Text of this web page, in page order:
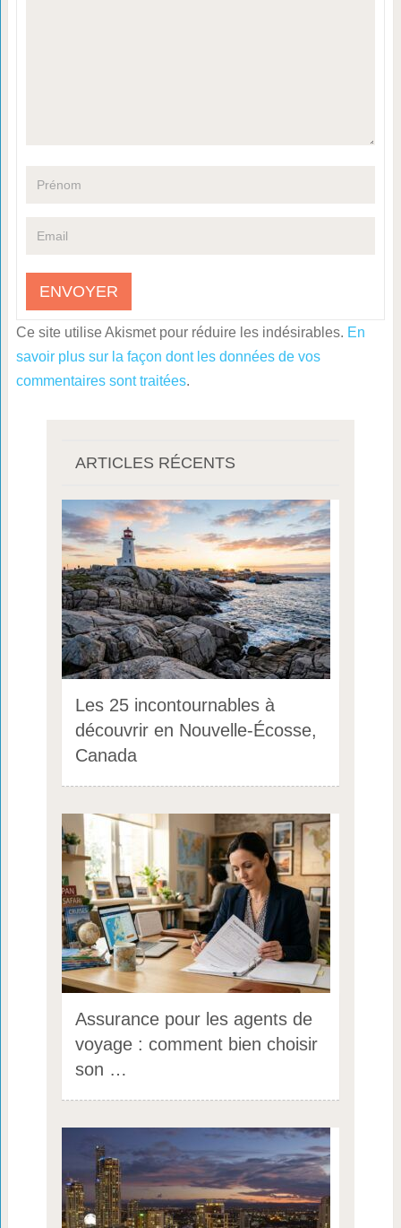
Ce site utilise Akismet pour réduire les indésirables. En
savoir plus sur la façon dont les données de vos
commentaires sont traitées.
ARTICLES RÉCENTS
Les 25 incontournables à
découvrir en Nouvelle-Écosse,
Canada
Assurance pour les agents de
voyage : comment bien choisir
son …